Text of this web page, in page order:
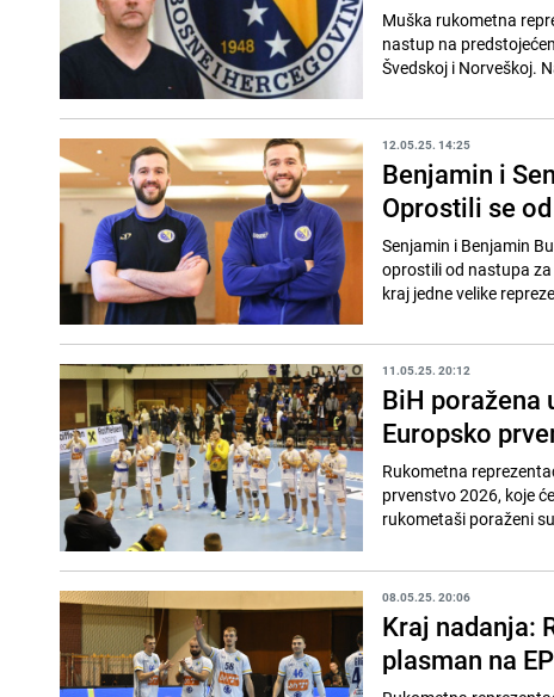
Muška rukometna
nastup na
Švedskoj i Norveškoj.
12.05.25. 14:25
Benjamin i
Oprostili se
Senjamin i Benjamin
oprostili od nastupa
kraj jedne velike
11.05.25. 20:12
BiH poražena
Europsko
Rukometna
prvenstvo 2026, koje
rukometaši poraženi
08.05.25. 20:06
Kraj nadanja:
plasman na EP